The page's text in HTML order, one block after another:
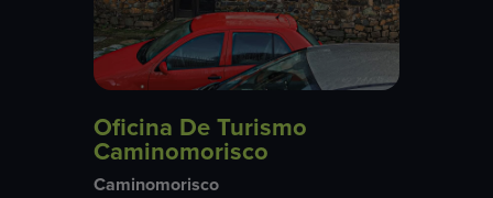
Oficina De Turismo
Caminomorisco
Caminomorisco